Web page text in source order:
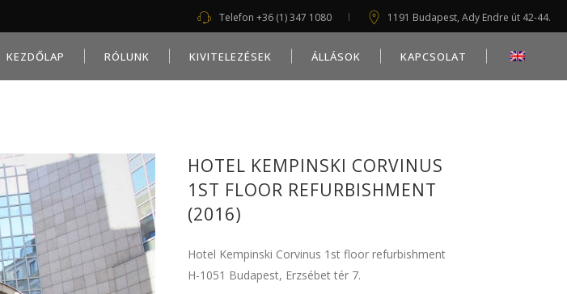
Telefon +36 (1) 347 1080 1191 Budapest, Ady Endre út 42-44.
KEZDŐLAP RÓLUNK KIVITELEZÉSEK ÁLLÁSOK KAPCSOLAT
HOTEL KEMPINSKI CORVINUS
1ST FLOOR REFURBISHMENT
(2016)
Hotel Kempinski Corvinus 1st floor refurbishment
H-1051 Budapest, Erzsébet tér 7.